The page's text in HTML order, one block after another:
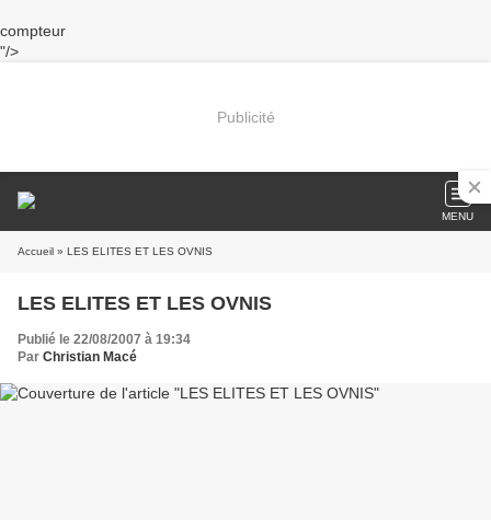
compteur
"/>
Publicité
MENU
Accueil » LES ELITES ET LES OVNIS
LES ELITES ET LES OVNIS
Publié le 22/08/2007 à 19:34
Par Christian Macé